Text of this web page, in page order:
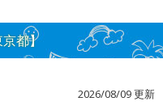
都】
2026/08/09 更新